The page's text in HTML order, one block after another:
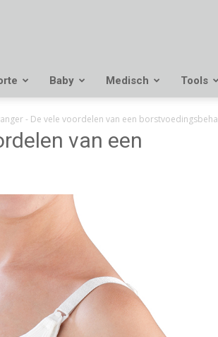
Baby Medisch Tools
- De vele voordelen van een borstvoedingsbeha
van een